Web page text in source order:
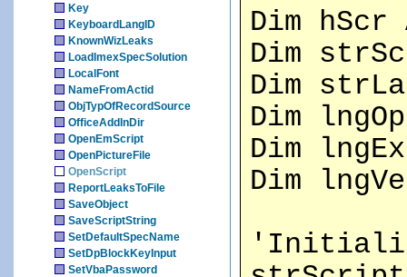
Key
KeyboardLangID
KnownWizLeaks
LoadImexSpecSolution
LocalFont
NameFromActid
ObjTypOfRecordSource
OfficeAddInDir
OpenEmScript
OpenPictureFile
OpenScript
ReportLeaksToFile
SaveObject
SaveScriptString
SetDefaultSpecName
SetDpBlockKeyInput
SetVbaPassword
Dim hScr
Dim
Dim
Dim
Dim
Dim